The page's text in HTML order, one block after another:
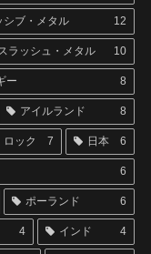
シブ・メタル 12
ラッシュ・メタル 10
ー 8
アイルランド 8
ロック 7 日本 6
6
ポーランド 6
4 インド 4